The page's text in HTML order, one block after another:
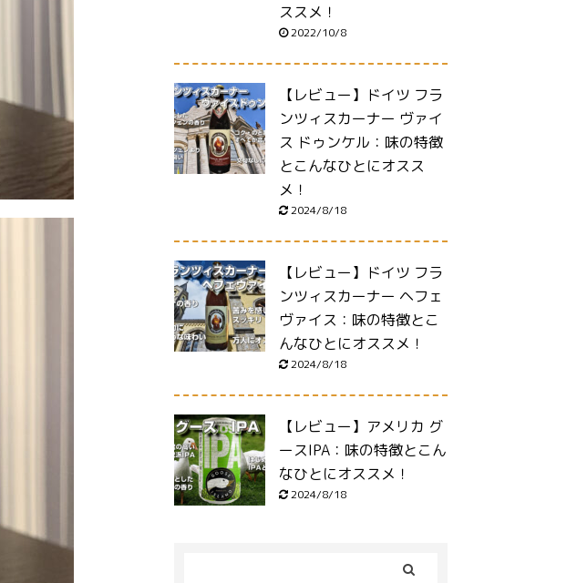
ススメ！
2022/10/8
【レビュー】ドイツ フラ
ンツィスカーナー ヴァイ
ス ドゥンケル：味の特徴
とこんなひとにオスス
メ！
2024/8/18
【レビュー】ドイツ フラ
ンツィスカーナー ヘフェ
ヴァイス：味の特徴とこ
んなひとにオススメ！
2024/8/18
【レビュー】アメリカ グ
ースIPA：味の特徴とこん
なひとにオススメ！
2024/8/18